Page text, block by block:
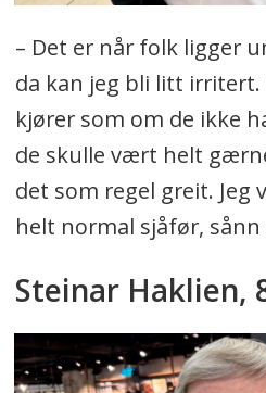
– Det er når folk ligger
da kan jeg bli litt irritert.
kjører som om de ikke
de skulle vært helt
det som regel greit. Jeg
helt normal sjåfør,
Steinar Haklien,